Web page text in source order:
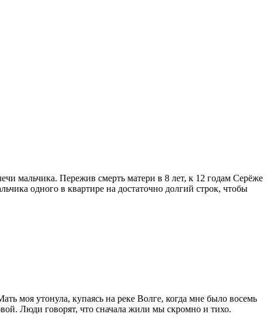
мальчика. Пережив смерть матери в 8 лет, к 12 годам Серёже
одного в квартире на достаточно долгий строк, чтобы
моя утонула, купаясь на реке Волге, когда мне было восемь
Люди говорят, что сначала жили мы скромно и тихо.